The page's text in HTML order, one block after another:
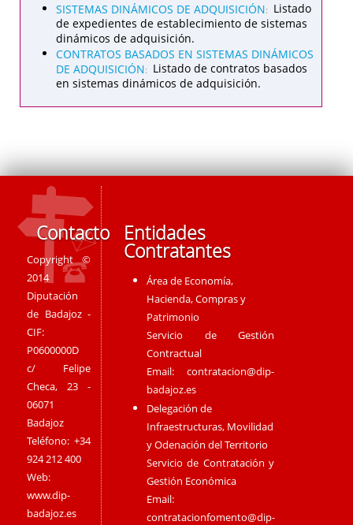
SISTEMAS DINÁMICOS DE ADQUISICIÓN: Listado
de expedientes de establecimiento de sistemas
dinámicos de adquisición.
CONTRATOS BASADOS EN SISTEMAS DINÁMICOS
DE ADQUISICIÓN: Listado de contratos basados
en sistemas dinámicos de adquisición.
Contacto
Copyright ©
2014
Diputación
de Badajoz -
CIF:
P0600000D
c/ Felipe
Checa, 23 -
06071
Badajoz
Teléfono: +34
924 212 400
Web:
www.dip-
badajoz.es
Entidades
Contratantes
Área de Economía,
Hacienda, Compras y
Patrimonio
Servicio de Gestión
Contractual
Email:contratacion@dip-
badajoz.es
Delegación de
Infraestructuras, Movilidad
y Odenación del Territorio
Servicio de Contratación y
Gestión Económica
Email:
contratacionfomento@dip-